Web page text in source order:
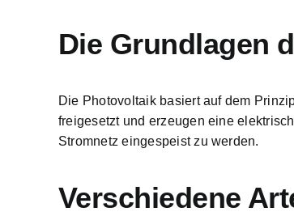
Die Grundlagen
Die Photovoltaik basiert auf dem
freigesetzt und erzeugen eine
Stromnetz eingespeist zu werden.
Verschiedene